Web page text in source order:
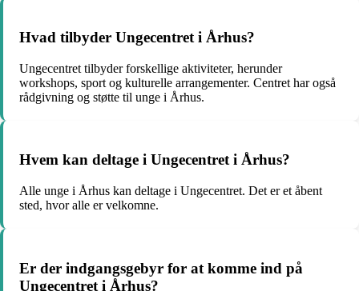
Hvad tilbyder Ungecentret i Århus?
Ungecentret tilbyder forskellige aktiviteter, herunder
workshops, sport og kulturelle arrangementer. Centret har også
rådgivning og støtte til unge i Århus.
Hvem kan deltage i Ungecentret i Århus?
Alle unge i Århus kan deltage i Ungecentret. Det er et åbent
sted, hvor alle er velkomne.
Er der indgangsgebyr for at komme ind på
Ungecentret i Århus?